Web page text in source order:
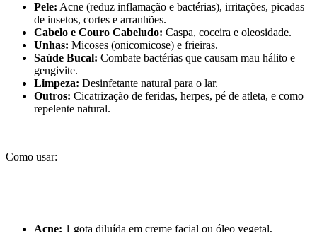
Pele: Acne (reduz inflamação e bactérias), irritações, picadas
de insetos, cortes e arranhões.
Cabelo e Couro Cabeludo: Caspa, coceira e oleosidade.
Unhas: Micoses (onicomicose) e frieiras.
Saúde Bucal: Combate bactérias que causam mau hálito e
gengivite.
Limpeza: Desinfetante natural para o lar.
Outros: Cicatrização de feridas, herpes, pé de atleta, e como
repelente natural.
Como usar:
Acne: 1 gota diluída em creme facial ou óleo vegetal,